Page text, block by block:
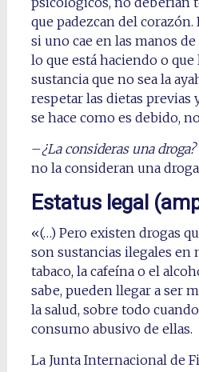
que padezcan del
si uno cae en las manos
lo que está haciendo o
sustancia que no sea la
respetar las dietas previas
se hace como es debido,
–¿La consideras una droga?
no la consideran una
Estatus legal
«(…) Pero existen drogas
son sustancias ilegales en
tabaco, la cafeína o el
sabe, pueden llegar a ser
la salud, sobre todo
consumo abusivo de ellas.
La Junta Internacional de